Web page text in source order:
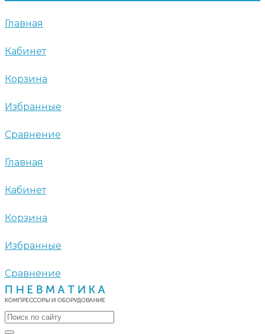
Главная
Кабинет
Корзина
Избранные
Сравнение
Главная
Кабинет
Корзина
Избранные
Сравнение